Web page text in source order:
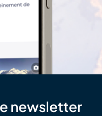
newsletter